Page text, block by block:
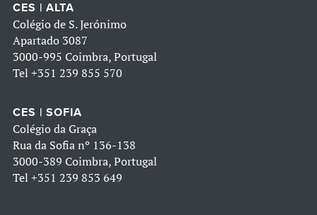
CES | ALTA
Colégio de S. Jerónimo
Apartado 3087
3000-995 Coimbra, Portugal
Tel +351 239 855 570
CES | SOFIA
Colégio da Graça
Rua da Sofia nº 136-138
3000-389 Coimbra, Portugal
Tel +351 239 853 649